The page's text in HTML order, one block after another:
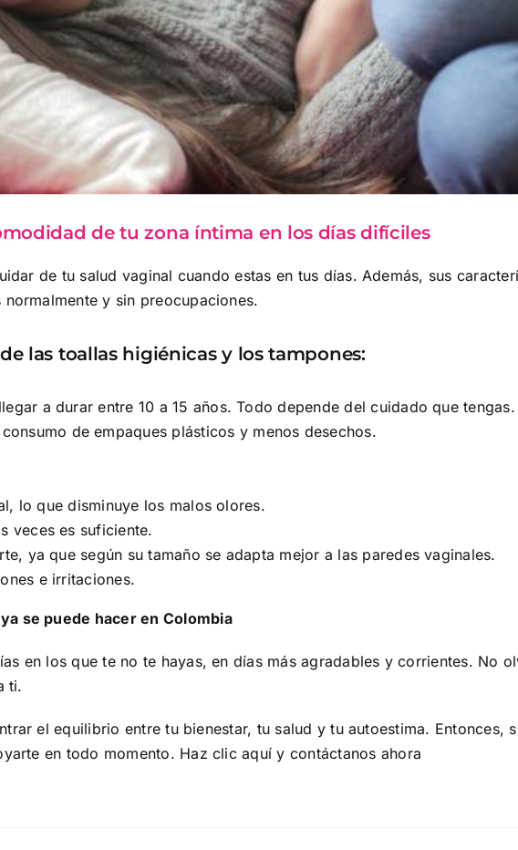
de tu zona íntima en los días difíciles
de tu salud vaginal cuando estas en tus días. Además, sus
y sin preocupaciones.
las toallas higiénicas y los tampones:
a durar entre 10 a 15 años. Todo depende del cuidado que tengas.
de empaques plásticos y menos desechos.
lo que disminuye los malos olores.
veces es suficiente.
ya que según su tamaño se adapta mejor a las paredes vaginales.
e irritaciones.
se puede hacer en Colombia
en los que te no te hayas, en días más agradables y corrientes. No
ti.
el equilibrio entre tu bienestar, tu salud y tu autoestima. Entonces,
en todo momento. Haz clic aquíy contáctanos ahora